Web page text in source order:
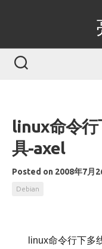
linux命令行
具-axel
Posted on 2008年7月
Debian
linux命令行下多